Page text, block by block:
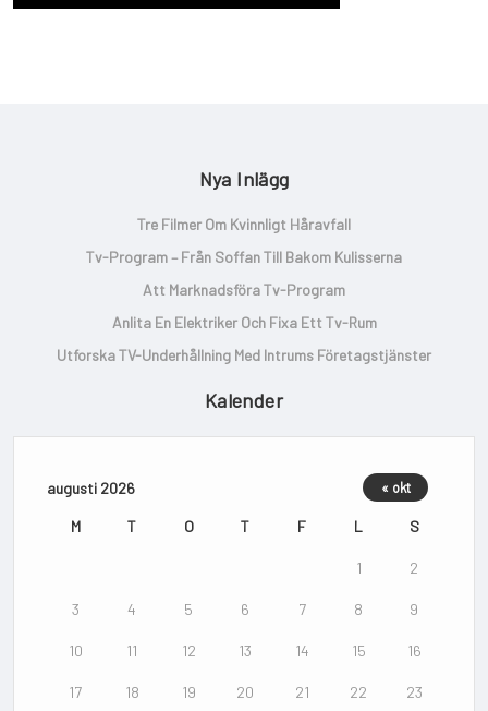
Nya Inlägg
Tre Filmer Om Kvinnligt Håravfall
Tv-Program – Från Soffan Till Bakom Kulisserna
Att Marknadsföra Tv-Program
Anlita En Elektriker Och Fixa Ett Tv-Rum
Utforska TV-Underhållning Med Intrums Företagstjänster
Kalender
augusti 2026
M T O T F L S
1 2
3 4 5 6 7 8 9
10 11 12 13 14 15 16
17 18 19 20 21 22 23
« okt